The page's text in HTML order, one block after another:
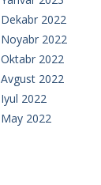
Dekabr 2022
Noyabr 2022
Oktabr 2022
Avgust 2022
Iyul 2022
May 2022